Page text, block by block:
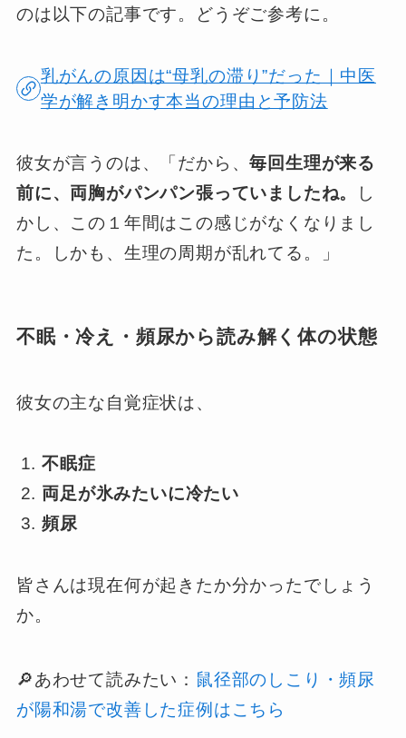
のは以下の記事です。どうぞご参考に。
乳がんの原因は“母乳の滞り”だった｜中医
学が解き明かす本当の理由と予防法
彼女が言うのは、「だから、毎回生理が来る
前に、両胸がパンパン張っていましたね。
し
かし、この１年間はこの感じがなくなりまし
た。しかも、生理の周期が乱れてる。」
不眠・冷え・頻尿から読み解く体の状態
彼女の主な自覚症状は、
不眠症
両足が氷みたいに冷たい
頻尿
皆さんは現在何が起きたか分かったでしょう
か。
🔎あわせて読みたい： 鼠径部のしこり・頻尿
が陽和湯で改善した症例はこちら